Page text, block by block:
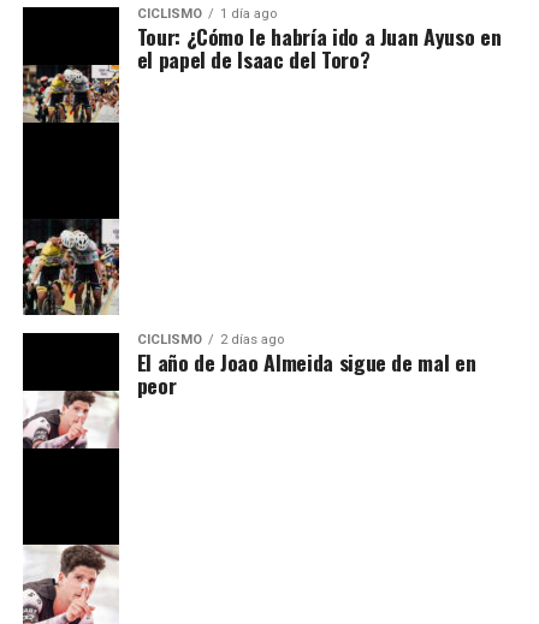
CICLISMO 1 día ago
Tour: ¿Cómo le habría ido a Juan Ayuso en
el papel de Isaac del Toro?
CICLISMO 2 días ago
El año de Joao Almeida sigue de mal en
peor